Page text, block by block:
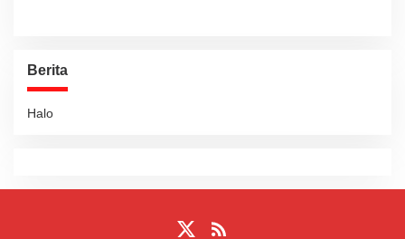
Berita
Halo